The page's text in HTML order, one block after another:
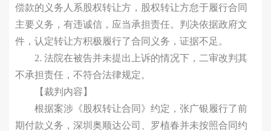
偿款的义务人系股权转让方，股权转让方怠于履行合同
主要义务，有违诚信，应当承担责任。判决依据政府文
件，认定转让方积极履行了合同义务，证据不足。
2. 法院在被告并未提出上诉的情况下，二审改判其
不承担责任，不符合法律规定。
【裁判内容】
根据案涉《股权转让合同》约定，张广银履行了前
期付款义务，深圳奥顺达公司、罗植春并未按照合同约